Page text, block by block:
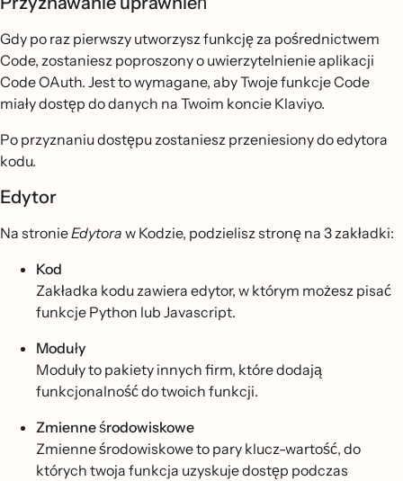
Gdy po raz pierwszy utworzysz funkcję za pośrednictwem
Code, zostaniesz poproszony o uwierzytelnienie aplikacji
Code OAuth. Jest to wymagane, aby Twoje funkcje Code
miały dostęp do danych na Twoim koncie Klaviyo.
Po przyznaniu dostępu zostaniesz przeniesiony do edytora
kodu.
Edytor
Na stronieEdytora w Kodzie, podzielisz stronę na 3 zakładki:
Kod
Zakładka kodu zawiera edytor, w którym możesz pisać
funkcje Python lub Javascript.
Moduły
Moduły to pakiety innych firm, które dodają
funkcjonalność do twoich funkcji.
Zmienne środowiskowe
Zmienne środowiskowe to pary klucz-wartość, do
których twoja funkcja uzyskuje dostęp podczas